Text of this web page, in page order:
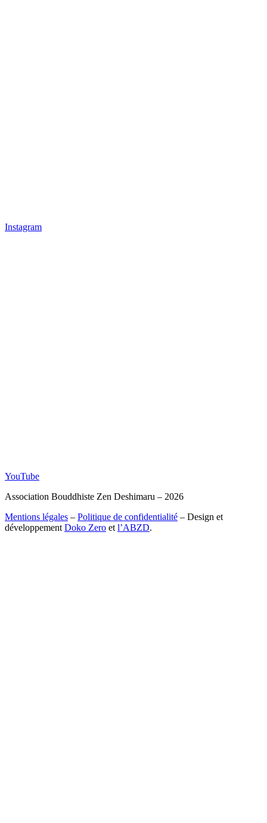
Instagram
YouTube
Association Bouddhiste Zen Deshimaru – 2026
Mentions légales – Politique de confidentialité – Design et
développement Doko Zero et l’ABZD.